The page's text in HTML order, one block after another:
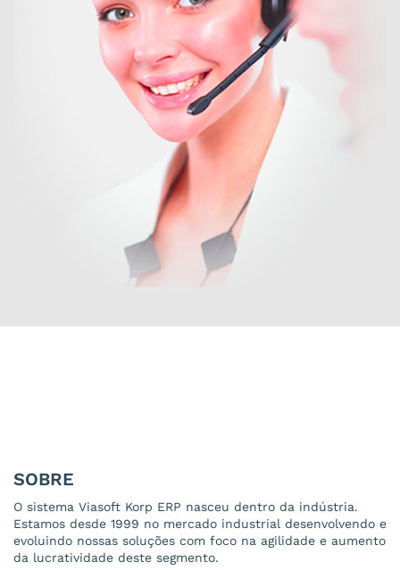
SOBRE
O sistema Viasoft Korp ERP nasceu dentro da indústria.
Estamos desde 1999 no mercado industrial desenvolvendo e
evoluindo nossas soluções com foco na agilidade e aumento
da lucratividade deste segmento.